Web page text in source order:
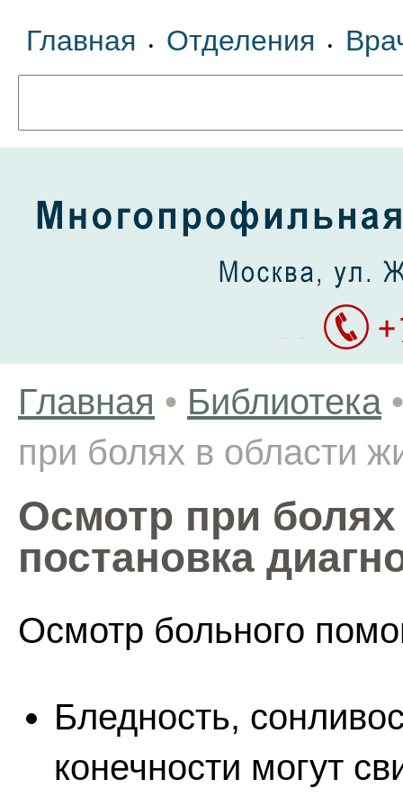
Главная • Отделения •
Главная • Библиотека •
при болях в области
Осмотр при
постановка
Осмотр больного
Бледность,
конечности могут